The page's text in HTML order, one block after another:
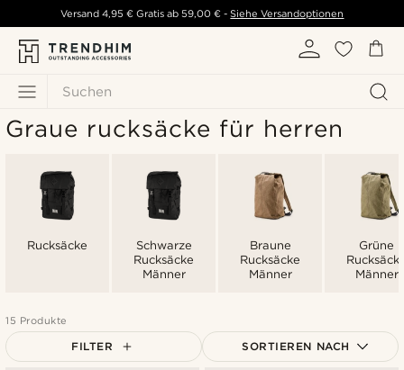
Suchen
Versand 4,95 € Gratis ab 59,00 € - Siehe Versandoptionen
Graue rucksäcke für herren
Rucksäcke
Schwarze
Rucksäcke
Männer
Braune
Rucksäcke
Männer
Grüne
Männer
15 Produkte
FILTER SORTIEREN NACH